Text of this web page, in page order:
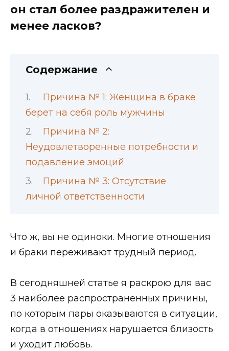
он стал более раздражителен и
менее ласков?
Содержание
Причина № 1: Женщина в браке
берет на себя роль мужчины
Причина № 2:
Неудовлетворенные потребности и
подавление эмоций
Причина № 3: Отсутствие
личной ответственности
Что ж, вы не одиноки. Многие отношения
и браки переживают трудный период.
В сегодняшней статье я раскрою для вас
3 наиболее распространенных причины,
по которым пары оказываются в ситуации,
когда в отношениях нарушается близость
и уходит любовь.